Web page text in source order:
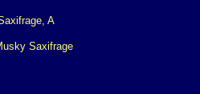
Saxifrage